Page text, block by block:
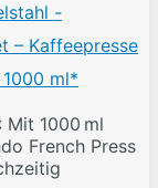
-
– Kaffeepresse
ml*
Mit 1000 ml
French Press